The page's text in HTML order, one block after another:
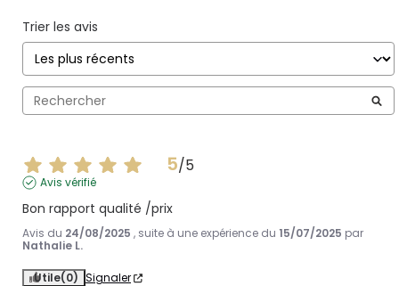
Trier les avis
5/5
Avis vérifié
Bon rapport qualité /prix
Avis du 24/08/2025 , suite à une expérience du 15/07/2025 par
Nathalie L.
Utile(0) Signaler